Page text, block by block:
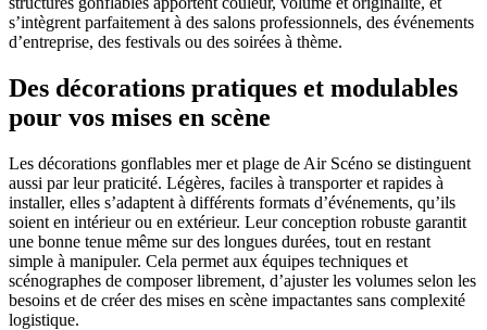
s’intègrent parfaitement à des salons professionnels, des événements
d’entreprise, des festivals ou des soirées à thème.
Des décorations pratiques et modulables
pour vos mises en scène
Les décorations gonflables mer et plage de Air Scéno se distinguent
aussi par leur praticité. Légères, faciles à transporter et rapides à
installer, elles s’adaptent à différents formats d’événements, qu’ils
soient en intérieur ou en extérieur. Leur conception robuste garantit
une bonne tenue même sur des longues durées, tout en restant
simple à manipuler. Cela permet aux équipes techniques et
scénographes de composer librement, d’ajuster les volumes selon les
besoins et de créer des mises en scène impactantes sans complexité
logistique.